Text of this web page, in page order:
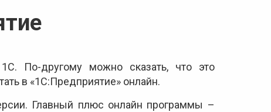
По-другому можно сказать, что это
в «1С:Предприятие» онлайн.
Главный плюс онлайн программы –